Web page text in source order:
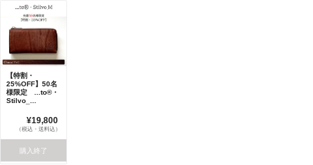
【特割・
25%OFF】50名
様限定 ...to®・
Stilvo_...
¥19,800
（税込・送料込）
購入終了